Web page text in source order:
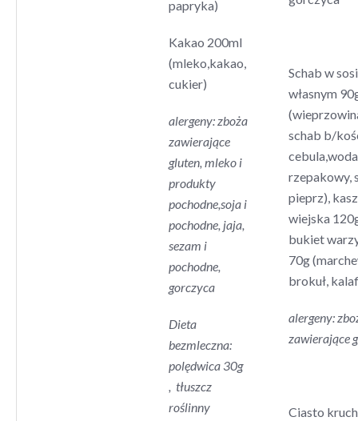
papryka)
Kakao 200ml
(mleko,kakao,
cukier)
alergeny: zboża
zawierające
gluten, mleko i
produkty
pochodne,soja i
pochodne, jaja,
sezam i
pochodne,
gorczyca
Dieta
bezmleczna:
polędwica 30g
, tłuszcz
roślinny
Schab w
własnym
schab b/
rzepakowy,
pieprz),
wiejska
bukiet
70g
brokuł,
alergeny:
zawierające
Ciasto